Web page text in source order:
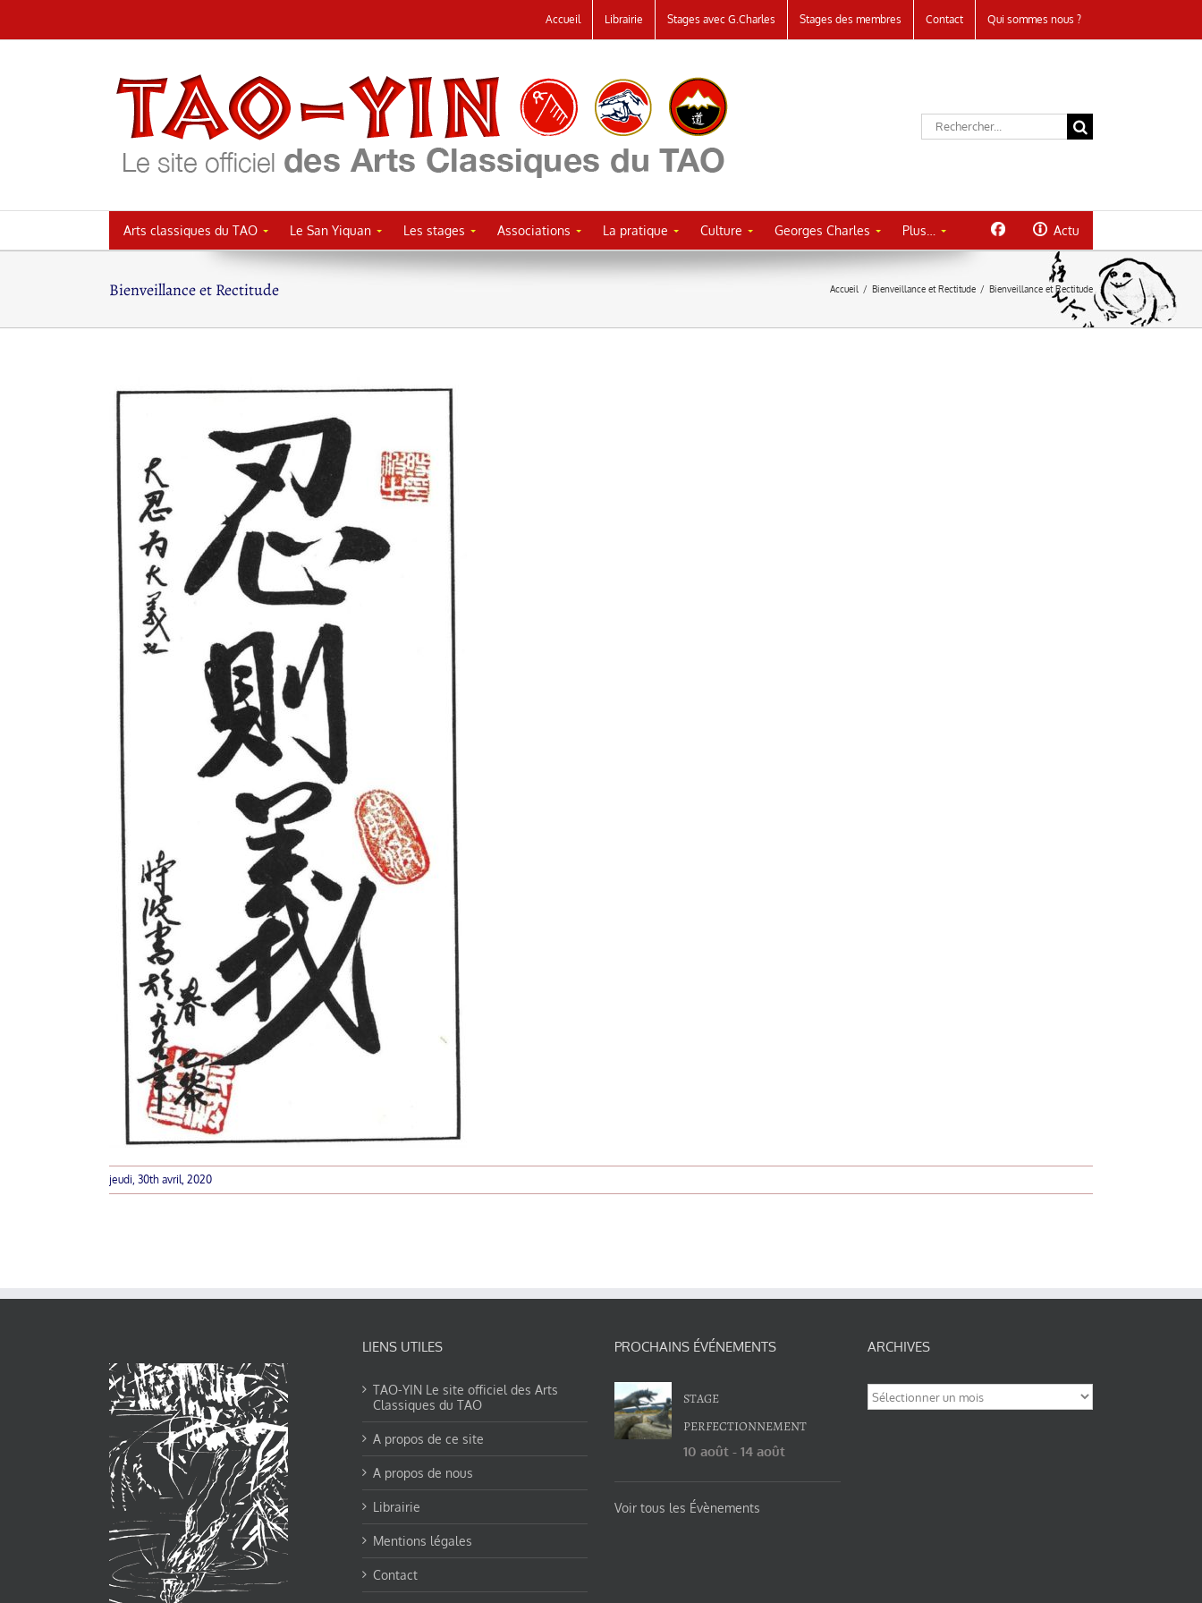
au
Accueil Librairie Stages avec G.Charles Stages des membres Contact Qui sommes nous ?
Rechercher:
Arts classiques du TAO Le San Yiquan Les stages Associations La pratique Culture Georges Charles Plus… Actu
Bienveillance et Rectitude Accueil / Bienveillance et Rectitude / Bienveillance et Rectitude
jeudi, 30th avril, 2020
LIENS UTILES
TAO-YIN Le site officiel des Arts
Classiques du TAO
A propos de ce site
A propos de nous
Librairie
Mentions légales
Contact
PROCHAINS ÉVÉNEMENTS
STAGE
PERFECTIONNEMENT
10 août - 14 août
Voir tous les Évènements
ARCHIVES
Archives